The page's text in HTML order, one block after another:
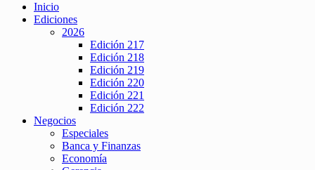
Inicio
Ediciones
2026
Edición 217
Edición 218
Edición 219
Edición 220
Edición 221
Edición 222
Negocios
Especiales
Banca y Finanzas
Economía